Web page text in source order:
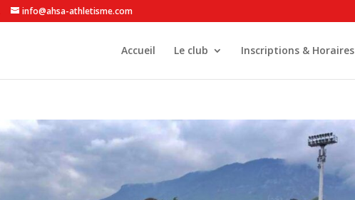
info@ahsa-athletisme.com
Accueil Le club Inscriptions & Horaires